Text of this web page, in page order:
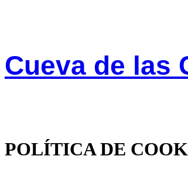
Cueva de las
POLÍTICA DE